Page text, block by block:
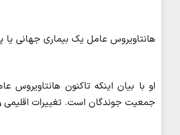
هانتاویروس عامل یک بیماری جهانی یا
او با بیان اینکه تاکنون هانتاویروس
جمعیت جوندگان است. تغییرات اقلیمی